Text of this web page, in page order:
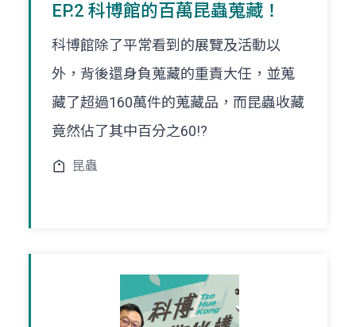
EP.2 科博館的百萬昆蟲蒐藏！
科博館除了平常看到的展覽及活動以
外，背後還身負蒐藏的重責大任，並蒐
藏了超過160萬件的蒐藏品，而昆蟲收藏
竟然佔了其中百分之60!?
昆蟲